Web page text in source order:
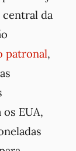
central da
patronal,
EUA,